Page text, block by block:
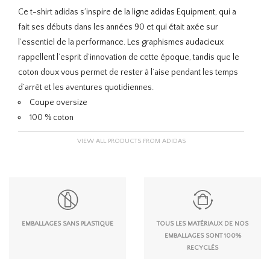
Ce t-shirt adidas s’inspire de la ligne adidas Equipment, qui a
fait ses débuts dans les années 90 et qui était axée sur
l’essentiel de la performance. Les graphismes audacieux
rappellent l’esprit d’innovation de cette époque, tandis que le
coton doux vous permet de rester à l’aise pendant les temps
d’arrêt et les aventures quotidiennes.
Coupe oversize
100 % coton
VIEW ALL PRODUCTS FROM ADIDAS
EMBALLAGES SANS PLASTIQUE
TOUS LES MATÉRIAUX DE NOS
EMBALLAGES SONT 100%
RECYCLÉS